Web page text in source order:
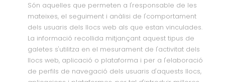
Són aquelles que permeten a l'responsable de les
mateixes, el seguiment i anàlisi de l'comportament
dels usuaris dels llocs web als que estan vinculades.
La informació recollida mitjançant aquest tipus de
galetes s'utilitza en el mesurament de l'activitat dels
llocs web, aplicació o plataforma i per a l'elaboració
de perfils de navegació dels usuaris d'aquests llocs,